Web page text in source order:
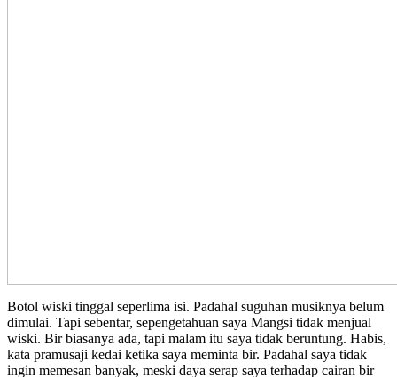
Botol wiski tinggal seperlima isi. Padahal suguhan musiknya belum
dimulai. Tapi sebentar, sepengetahuan saya Mangsi tidak menjual
wiski. Bir biasanya ada, tapi malam itu saya tidak beruntung. Habis,
kata pramusaji kedai ketika saya meminta bir. Padahal saya tidak
ingin memesan banyak, meski daya serap saya terhadap cairan bir